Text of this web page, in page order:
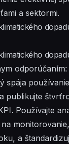
a sektormi.
odporúčaním:
spája
publikujte
Používajte
a